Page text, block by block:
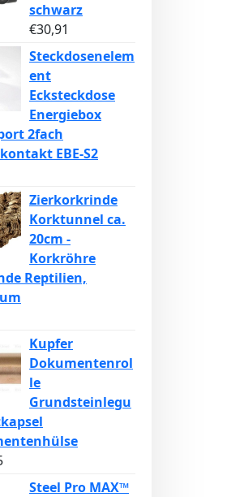
schwarz
€30,91
Steckdosenelem
ent
Ecksteckdose
Energiebox
2fach
EBE-S2
Zierkorkrinde
Korktunnel ca.
20cm -
Korkröhre
Reptilien,
Kupfer
Dokumentenrol
le
Grundsteinlegu
Steel Pro MAX™